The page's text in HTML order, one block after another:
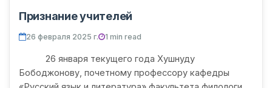
Признание учителей
26 февраля 2025 г. 1 min read
26 января текущего года Хушнуду
Бободжонову, почетному профессору кафедры